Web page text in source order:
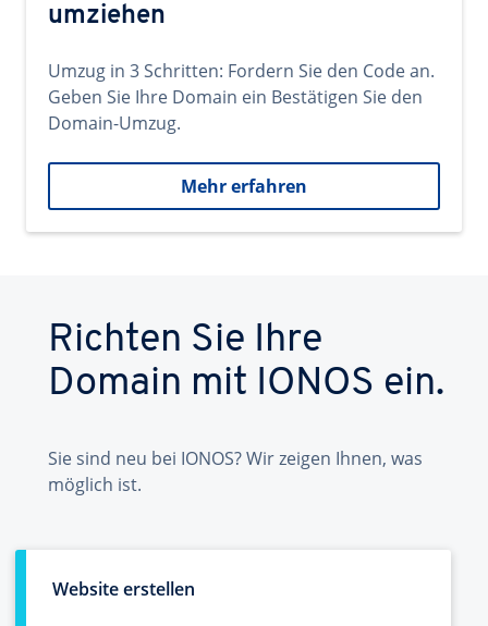
umziehen
Umzug in 3 Schritten: Fordern Sie den Code an.
Geben Sie Ihre Domain ein Bestätigen Sie den
Domain-Umzug.
Mehr erfahren
Richten Sie Ihre
Domain mit IONOS ein.
Sie sind neu bei IONOS? Wir zeigen Ihnen, was
möglich ist.
Website erstellen